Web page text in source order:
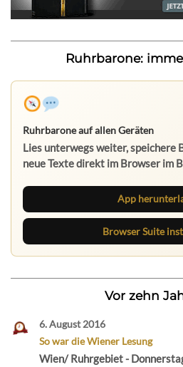
Ruhrbarone:
Ruhrbarone auf allen Geräten
Lies unterwegs weiter, speichere
neue Texte direkt im Browser im
App
Browser Suite
Vor zehn
6. August 2016
So war die Wiener Lesung
Wien/ Ruhrgebiet -